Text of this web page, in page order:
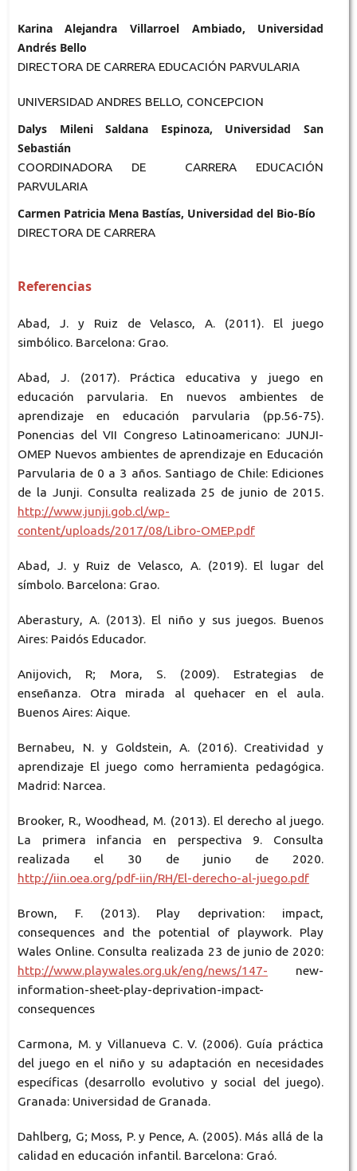
Karina Alejandra Villarroel Ambiado, Universidad
Andrés Bello
DIRECTORA DE CARRERA EDUCACIÓN PARVULARIA
UNIVERSIDAD ANDRES BELLO, CONCEPCION
Dalys Mileni Saldana Espinoza, Universidad San
Sebastián
COORDINADORA DE CARRERA EDUCACIÓN
PARVULARIA
Carmen Patricia Mena Bastías, Universidad del Bio-Bío
DIRECTORA DE CARRERA
Referencias
Abad, J. y Ruiz de Velasco, A. (2011). El juego
simbólico. Barcelona: Grao.
Abad, J. (2017). Práctica educativa y juego en
educación parvularia. En nuevos ambientes de
aprendizaje en educación parvularia (pp.56-75).
Ponencias del VII Congreso Latinoamericano: JUNJI-
OMEP Nuevos ambientes de aprendizaje en Educación
Parvularia de 0 a 3 años. Santiago de Chile: Ediciones
de la Junji. Consulta realizada 25 de junio de 2015.
http://www.junji.gob.cl/wp-
content/uploads/2017/08/Libro-OMEP.pdf
Abad, J. y Ruiz de Velasco, A. (2019). El lugar del
símbolo. Barcelona: Grao.
Aberastury, A. (2013). El niño y sus juegos. Buenos
Aires: Paidós Educador.
Anijovich, R; Mora, S. (2009). Estrategias de
enseñanza. Otra mirada al quehacer en el aula.
Buenos Aires: Aique.
Bernabeu, N. y Goldstein, A. (2016). Creatividad y
aprendizaje El juego como herramienta pedagógica.
Madrid: Narcea.
Brooker, R., Woodhead, M. (2013). El derecho al juego.
La primera infancia en perspectiva 9. Consulta
realizada el 30 de junio de 2020.
http://iin.oea.org/pdf-iin/RH/El-derecho-al-juego.pdf
Brown, F. (2013). Play deprivation: impact,
consequences and the potential of playwork. Play
Wales Online. Consulta realizada 23 de junio de 2020:
http://www.playwales.org.uk/eng/news/147- new-
information-sheet-play-deprivation-impact-
consequences
Carmona, M. y Villanueva C. V. (2006). Guía práctica
del juego en el niño y su adaptación en necesidades
específicas (desarrollo evolutivo y social del juego).
Granada: Universidad de Granada.
Dahlberg, G; Moss, P. y Pence, A. (2005). Más allá de la
calidad en educación infantil. Barcelona: Graó.